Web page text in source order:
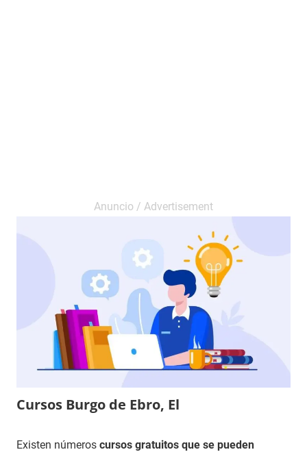
Cursos Burgo de Ebro, El
9
Maria
Cursos
Existen números cursos gratuitos que se pueden